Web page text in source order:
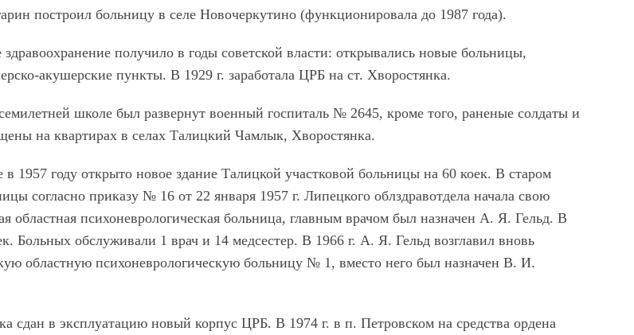
построил больницу в селе Новочеркутино (функционировала до 1987 года).
получило в годы советской власти: открывались новые больницы,
акушерские пункты. В 1929 г. заработала ЦРБ на ст. Хворостянка.
школе был развернут военный госпиталь № 2645, кроме того, раненые солдаты и
на квартирах в селах Талицкий Чамлык, Хворостянка.
1957 году открыто новое здание Талицкой участковой больницы на 60 коек. В старом
согласно приказу № 16 от 22 января 1957 г. Липецкого облздравотдела начала свою
областная психоневрологическая больница, главным врачом был назначен А. Я. Гельд. В
Больных обслуживали 1 врач и 14 медсестер. В 1966 г. А. Я. Гельд возглавил вновь
областную психоневрологическую больницу № 1, вместо него был назначен В. И.
сдан в эксплуатацию новый корпус ЦРБ. В 1974 г. в п. Петровском на средства ордена